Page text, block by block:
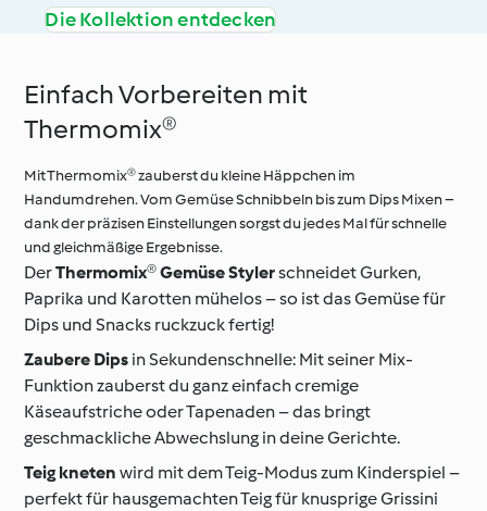
Die Kollektion entdecken
Einfach Vorbereiten mit
Thermomix®
Mit Thermomix® zauberst du kleine Häppchen im
Handumdrehen. Vom Gemüse Schnibbeln bis zum Dips Mixen –
dank der präzisen Einstellungen sorgst du jedes Mal für schnelle
und gleichmäßige Ergebnisse.
DerThermomix® Gemüse Stylerschneidet Gurken,
Paprika und Karotten mühelos – so ist das Gemüse für
Dips und Snacks ruckzuck fertig!
Zaubere Dips in Sekundenschnelle: Mit seiner Mix-
Funktion zauberst du ganz einfach cremige
Käseaufstriche oder Tapenaden – das bringt
geschmackliche Abwechslung in deine Gerichte.
Teig kneten wird mit dem Teig-Modus zum Kinderspiel –
perfekt für hausgemachten Teig für knusprige Grissini